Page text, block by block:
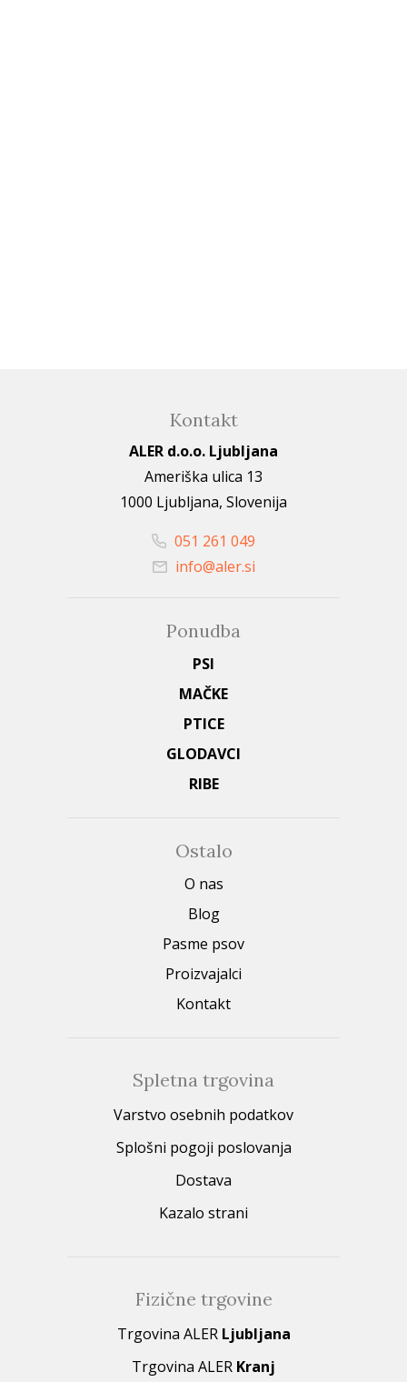
Kontakt
ALER d.o.o. Ljubljana
Ameriška ulica 13
1000 Ljubljana, Slovenija
051 261 049
info@aler.si
Ponudba
PSI
MAČKE
PTICE
GLODAVCI
RIBE
Ostalo
O nas
Blog
Pasme psov
Proizvajalci
Kontakt
Spletna trgovina
Varstvo osebnih podatkov
Splošni pogoji poslovanja
Dostava
Kazalo strani
Fizične trgovine
Trgovina ALER Ljubljana
Trgovina ALER Kranj